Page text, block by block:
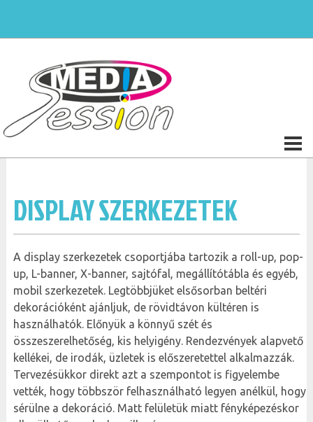
DISPLAY SZERKEZETEK
A display szerkezetek csoportjába tartozik a roll-up, pop-
up, L-banner, X-banner, sajtófal, megállítótábla és egyéb,
mobil szerkezetek. Legtöbbjüket elsősorban beltéri
dekorációként ajánljuk, de rövidtávon kültéren is
használhatók. Előnyük a könnyű szét és
összeszerelhetőség, kis helyigény. Rendezvények alapvető
kellékei, de irodák, üzletek is előszeretettel alkalmazzák.
Tervezésükkor direkt azt a szempontot is figyelembe
vették, hogy többször felhasználható legyen anélkül, hogy
sérülne a dekoráció. Matt felületük miatt fényképezéskor